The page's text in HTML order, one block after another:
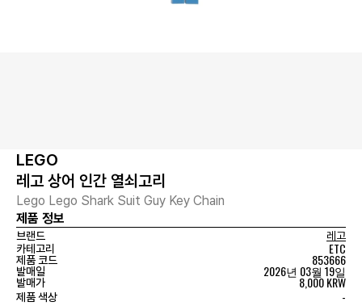
LEGO
레고 상어 인간 열쇠고리
Lego Lego Shark Suit Guy Key Chain
제품 정보
브랜드
레고
카테고리
ETC
제품 코드 853666
발매일 2026년 03월 19일
발매가 8,000 KRW
제품 색상 -